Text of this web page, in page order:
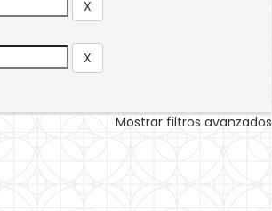
Mostrar filtros avanzados